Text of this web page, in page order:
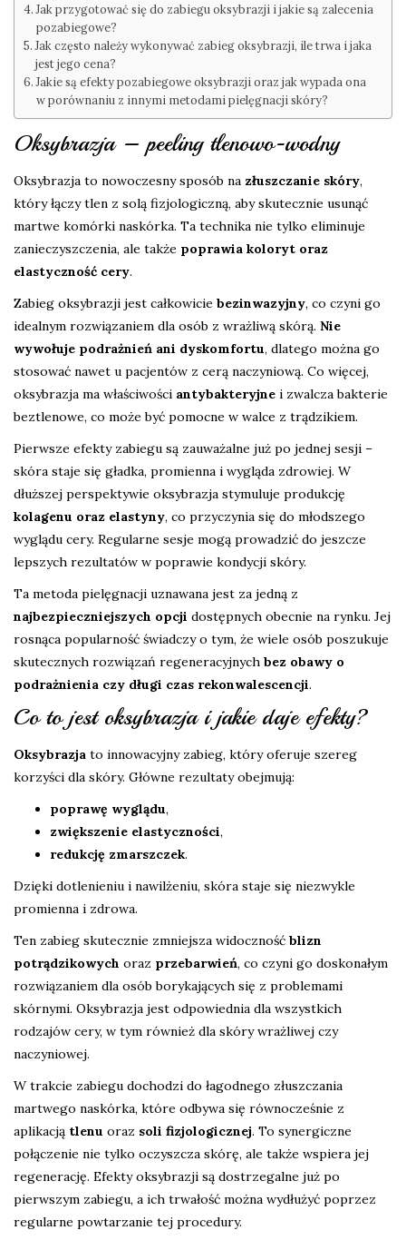
Jak przygotować się do zabiegu oksybrazji i jakie są zalecenia
pozabiegowe?
Jak często należy wykonywać zabieg oksybrazji, ile trwa i jaka
jest jego cena?
Jakie są efekty pozabiegowe oksybrazji oraz jak wypada ona
w porównaniu z innymi metodami pielęgnacji skóry?
Oksybrazja – peeling tlenowo-wodny
Oksybrazja to nowoczesny sposób na złuszczanie skóry,
który łączy tlen z solą fizjologiczną, aby skutecznie usunąć
martwe komórki naskórka. Ta technika nie tylko eliminuje
zanieczyszczenia, ale także poprawia koloryt oraz
elastyczność cery.
Zabieg oksybrazji jest całkowicie bezinwazyjny, co czyni go
idealnym rozwiązaniem dla osób z wrażliwą skórą. Nie
wywołuje podrażnień ani dyskomfortu, dlatego można go
stosować nawet u pacjentów z cerą naczyniową. Co więcej,
oksybrazja ma właściwości antybakteryjne i zwalcza bakterie
beztlenowe, co może być pomocne w walce z trądzikiem.
Pierwsze efekty zabiegu są zauważalne już po jednej sesji –
skóra staje się gładka, promienna i wygląda zdrowiej. W
dłuższej perspektywie oksybrazja stymuluje produkcję
kolagenu oraz elastyny, co przyczynia się do młodszego
wyglądu cery. Regularne sesje mogą prowadzić do jeszcze
lepszych rezultatów w poprawie kondycji skóry.
Ta metoda pielęgnacji uznawana jest za jedną z
najbezpieczniejszych opcji dostępnych obecnie na rynku. Jej
rosnąca popularność świadczy o tym, że wiele osób poszukuje
skutecznych rozwiązań regeneracyjnych bez obawy o
podrażnienia czy długi czas rekonwalescencji.
Co to jest oksybrazja i jakie daje efekty?
Oksybrazja to innowacyjny zabieg, który oferuje szereg
korzyści dla skóry. Główne rezultaty obejmują:
poprawę wyglądu,
zwiększenie elastyczności,
redukcję zmarszczek.
Dzięki dotlenieniu i nawilżeniu, skóra staje się niezwykle
promienna i zdrowa.
Ten zabieg skutecznie zmniejsza widoczność blizn
potrądzikowych oraz przebarwień, co czyni go doskonałym
rozwiązaniem dla osób borykających się z problemami
skórnymi. Oksybrazja jest odpowiednia dla wszystkich
rodzajów cery, w tym również dla skóry wrażliwej czy
naczyniowej.
W trakcie zabiegu dochodzi do łagodnego złuszczania
martwego naskórka, które odbywa się równocześnie z
aplikacją tlenu oraz soli fizjologicznej. To synergiczne
połączenie nie tylko oczyszcza skórę, ale także wspiera jej
regenerację. Efekty oksybrazji są dostrzegalne już po
pierwszym zabiegu, a ich trwałość można wydłużyć poprzez
regularne powtarzanie tej procedury.